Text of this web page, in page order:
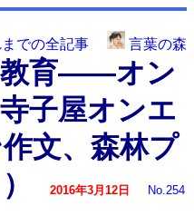
までの全記事 言葉の森
教育――オン
子屋オンエ
文、森林プ
2016年3月12日
No.254